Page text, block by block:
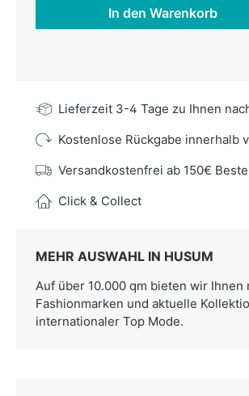
In den Warenkorb
Lieferzeit 3-4 Tage zu Ihnen
Kostenlose Rückgabe innerhalb
Versandkostenfrei ab 150€
Click & Collect
MEHR AUSWAHL IN HUSUM
Auf über 10.000 qm bieten wir Ihnen
Fashionmarken und aktuelle
internationaler Top Mode.